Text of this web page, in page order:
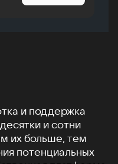
и поддержка
и сотни
их больше, тем
потенциальных